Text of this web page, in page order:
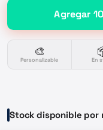
Agregar
🎨
Personalizable En
Stock disponible por